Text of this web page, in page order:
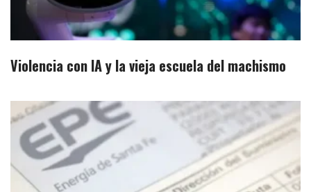
Violencia con IA y la vieja escuela del machismo